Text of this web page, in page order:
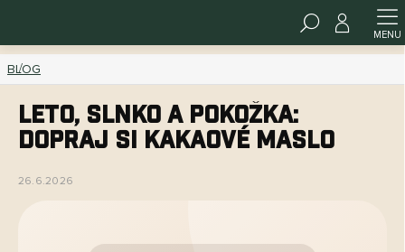
obsah
HĽADAŤ
BLOG
Leto, slnko a pokožka:
dopraj si kakaové maslo
26.6.2026